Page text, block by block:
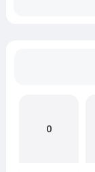
0